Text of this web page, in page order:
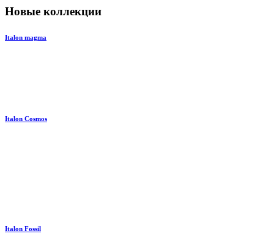
Новые коллекции
Italon magma
Italon Cosmos
Italon Fossil